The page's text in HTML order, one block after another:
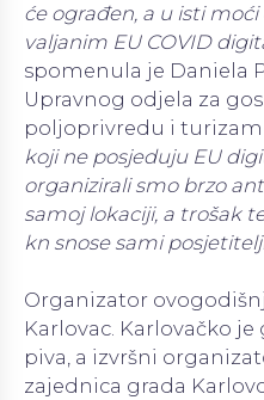
će ograđen, a u isti
valjanim EU COVID
spomenula je Daniela
Upravnog odjela za
poljoprivredu i turizam
koji ne posjeduju EU
organizirali smo brzo
samoj lokaciji, a trošak
kn snose sami
Organizator
Karlovac. Karlovačko
piva, a izvršni
zajednica grada